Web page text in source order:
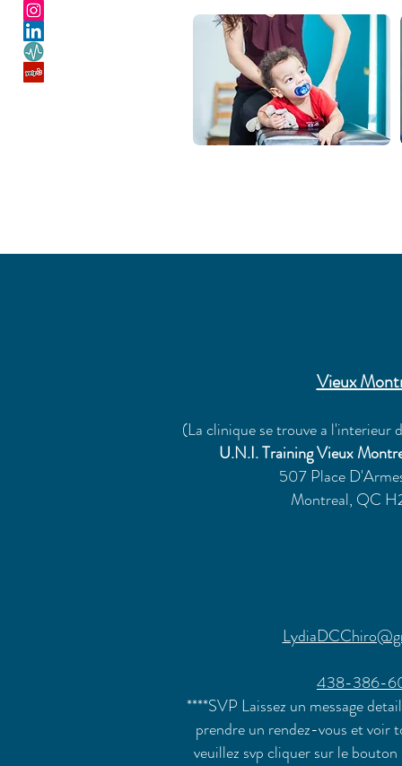
​​Vieux
(La clinique se trouve a l'interieur
U.N.I. Training Vieux
507 Place
Montreal, QC
438-386-
****SVP Laissez un message
prendre un rendez-vous et voir
veuillez svp cliquer sur le